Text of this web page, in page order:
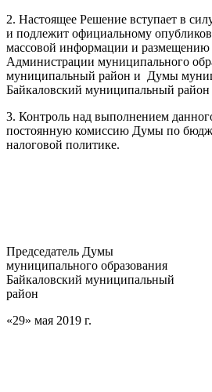
2. Настоящее Решение вступает в
и подлежит официальному
массовой информации и
Администрации муниципального
муниципальный район и Думы
Байкаловский муниципальный район
3. Контроль над выполнением
постоянную комиссию Думы по
налоговой политике.
Председатель Думы
муниципального образования
Байкаловский муниципальный
район Г.М.
«29» мая 2019 г.